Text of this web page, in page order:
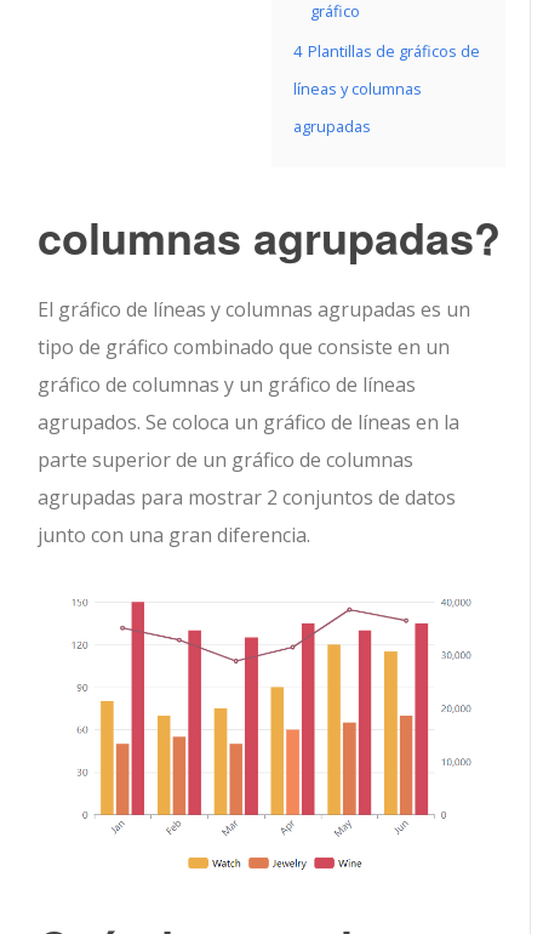
gráfico
4 Plantillas de gráficos de
líneas y columnas
agrupadas
columnas agrupadas?
El gráfico de líneas y columnas agrupadas es un
tipo de gráfico combinado que consiste en un
gráfico de columnas y un gráfico de líneas
agrupados. Se coloca un gráfico de líneas en la
parte superior de un gráfico de columnas
agrupadas para mostrar 2 conjuntos de datos
junto con una gran diferencia.